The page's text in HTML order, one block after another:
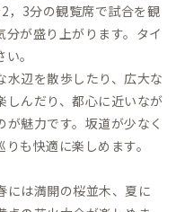
，3分の観覧席で試合を観
が盛り上がります。タイ
。
水辺を散歩したり、広大な
しんだり、都心に近いなが
魅力です。坂道が少なく
も快適に楽しめます。
には満開の桜並木、夏に